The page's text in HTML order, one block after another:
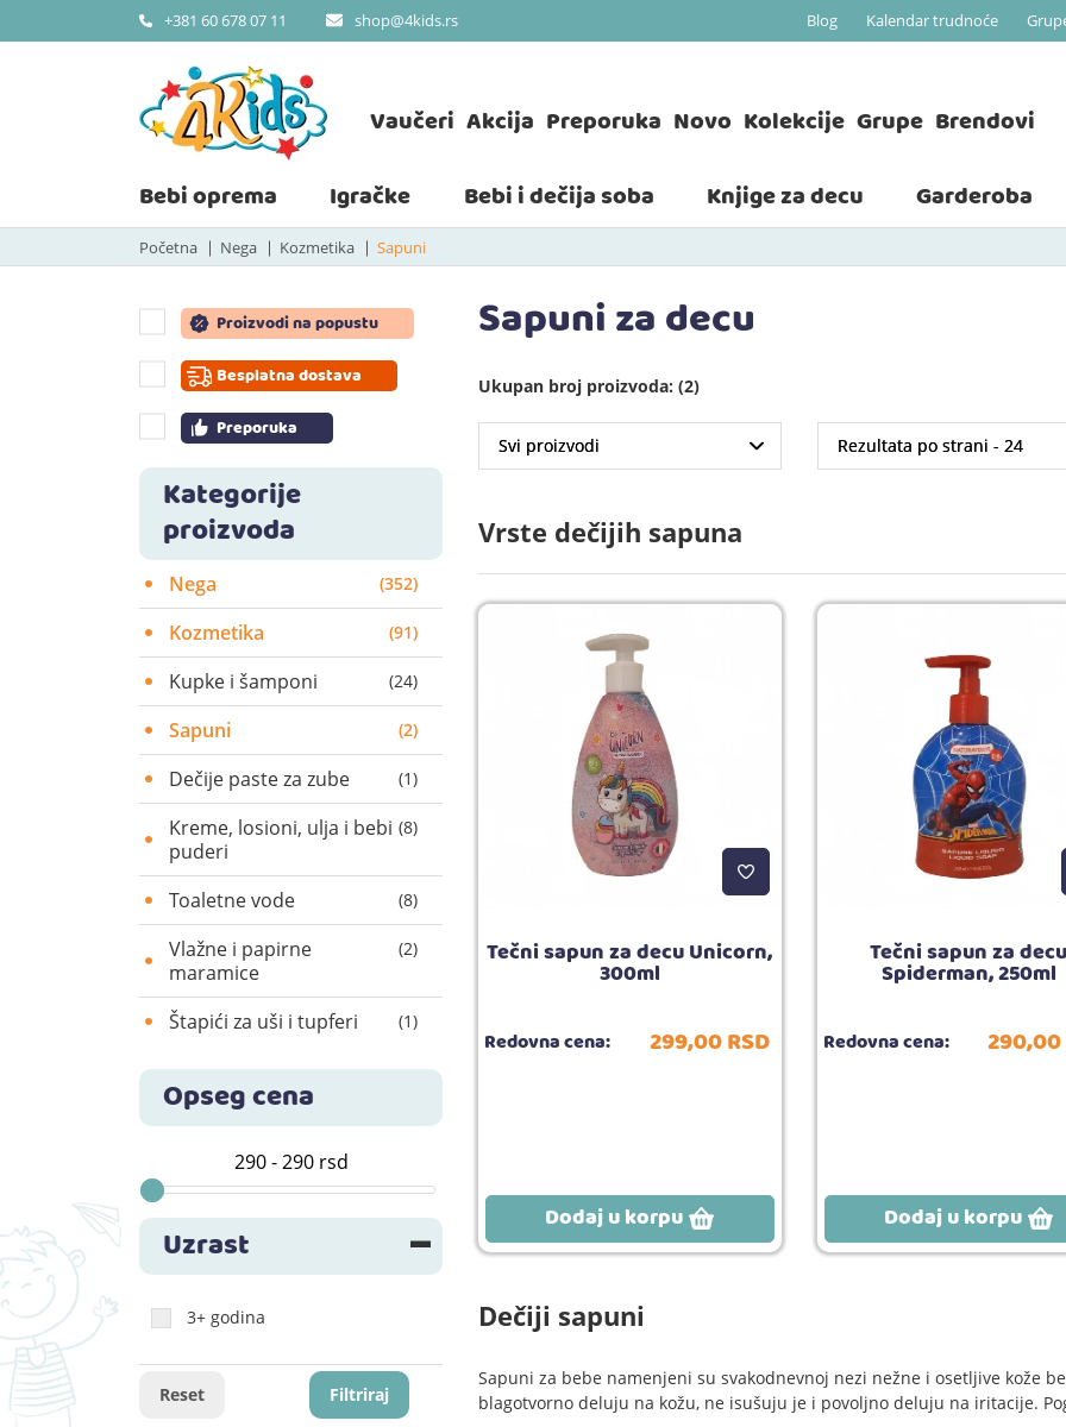
+381 60 678 07 11 shop@4kids.rs Blog Kalendar trudnoće
Vaučeri Akcija Preporuka Novo Kolekcije Grupe Brendovi
Bebi oprema Igračke Bebi i dečija soba Knjige za decu Garderoba
Početna Nega Kozmetika Sapuni
Proizvodi na popustu
Besplatna dostava
Preporuka
Kategorije
proizvoda
Nega (352)
Kozmetika (91)
Kupke i šamponi (24)
Sapuni (2)
Dečije paste za zube (1)
Kreme, losioni, ulja i bebi
puderi
(8)
Toaletne vode (8)
Vlažne i papirne
maramice
(2)
Štapići za uši i tupferi (1)
Opseg cena
Uzrast
3+ godina
Reset Filtriraj
Sapuni za decu
Ukupan broj proizvoda: (2)
Vrste dečijih sapuna
Tečni sapun za decu Unicorn,
300ml
Redovna cena: 299,00RSD
Dodaj u korpu
Tečni sapun za decu
Spiderman, 250ml
Redovna cena: 290,00
Dodaj u korpu
Dečiji sapuni
Sapuni za bebe namenjeni su svakodnevnoj nezi nežne i osetljive kože
blagotvorno deluju na kožu, ne isušuju je i povoljno deluju na iritacije.